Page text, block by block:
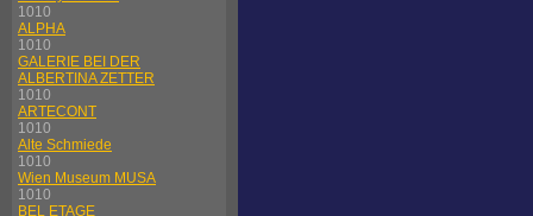
1010
ALPHA
1010
GALERIE BEI DER
ALBERTINA ZETTER
1010
ARTECONT
1010
Alte Schmiede
1010
Wien Museum MUSA
1010
BEL ETAGE